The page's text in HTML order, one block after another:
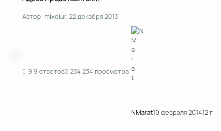
Автор: mixdiur, 22 декабря 2013
9 ответов 234 просмотра
NMarat10 февраля 201412 г